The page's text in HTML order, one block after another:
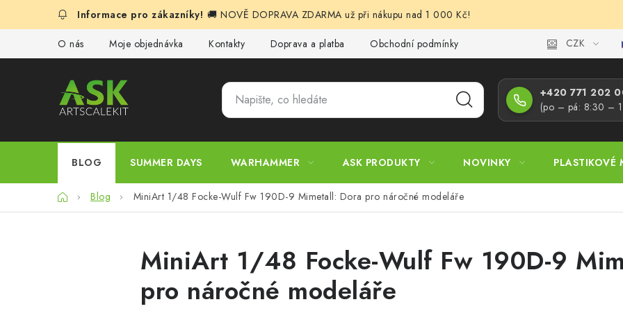
🚚 NOVĚ DOPRAVA ZDARMA už při nákupu nad 1 000 Kč!
O nás Moje objednávka Kontakty Doprava a platba Obchodní podmínky Podmínky ochrany osobních
CZK
+420 771 202
(po – pá: 8:30 –
BLOG SUMMER DAYS WARHAMMER ASK PRODUKTY NOVINKY PLASTIKOVÉ
DomůBlog MiniArt 1/48 Focke-Wulf Fw 190D-9 Mimetall: Dora pro náročné modeláře
MiniArt 1/48 Focke-Wulf Fw 190D-9
pro náročné modeláře